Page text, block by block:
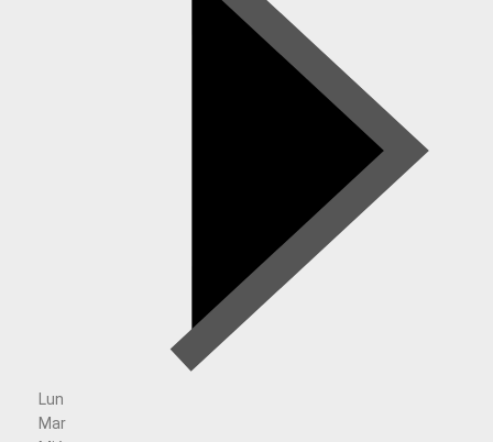
Lun
Mar